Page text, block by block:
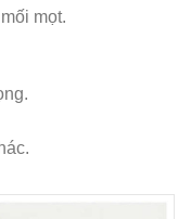
mọt.